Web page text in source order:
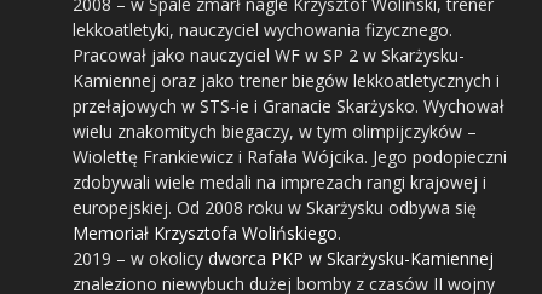
lekkoatletyki, nauczyciel wychowania fizycznego.
Pracował jako nauczyciel WF w SP 2 w Skarżysku-
Kamiennej oraz jako trener biegów lekkoatletycznych i
przełajowych w STS-ie i Granacie Skarżysko. Wychował
wielu znakomitych biegaczy, w tym olimpijczyków –
Wiolettę Frankiewicz i Rafała Wójcika. Jego podopieczni
zdobywali wiele medali na imprezach rangi krajowej i
europejskiej. Od 2008 roku w Skarżysku odbywa się
Memoriał Krzysztofa Wolińskiego.
2019 – w okolicy dworca PKP w Skarżysku-Kamiennej
znaleziono niewybuch dużej bomby z czasów II wojny